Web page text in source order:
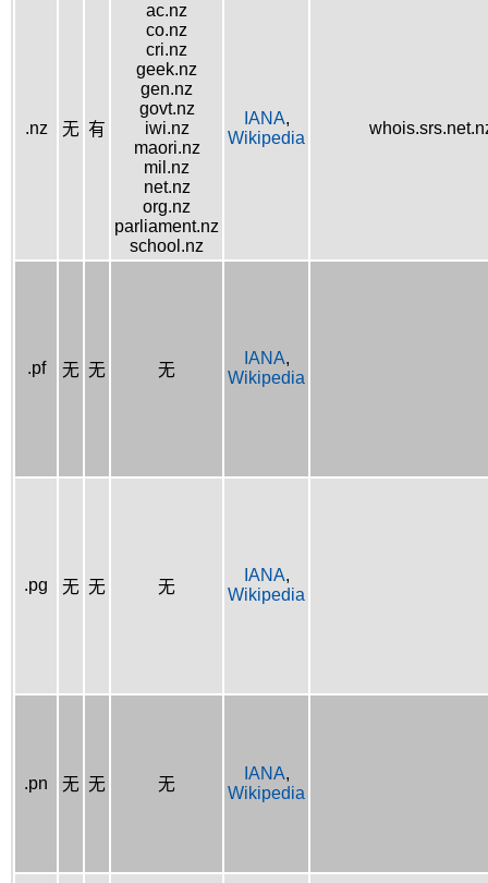
.nz 无 有
ac.nz
co.nz
cri.nz
geek.nz
gen.nz
govt.nz
iwi.nz
maori.nz
mil.nz
net.nz
org.nz
parliament.nz
school.nz
IANA,
Wikipedia
.pf 无 无 无
IANA,
Wikipedia
.pg 无 无 无
IANA,
Wikipedia
.pn 无 无 无
IANA,
Wikipedia